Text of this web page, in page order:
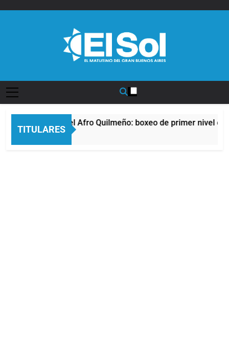
TITULARES
La noche del Afro Quilmeño: boxeo de primer nivel en
8 Horas Atrás